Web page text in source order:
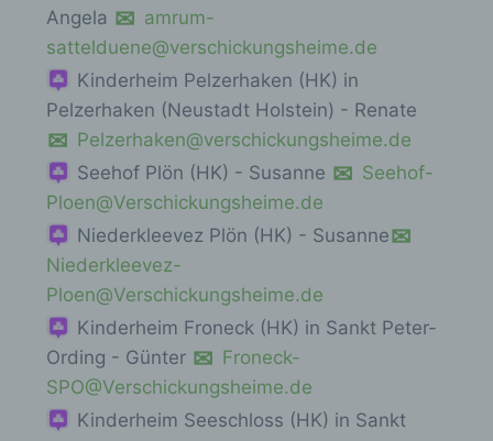
Angela
amrum-
sattelduene@verschickungsheime.de
Kinderheim Pelzerhaken (HK) in
Pelzerhaken (Neustadt Holstein) - Renate
Pelzerhaken@verschickungsheime.de
Seehof Plön (HK) - Susanne
Seehof-
Ploen@Verschickungsheime.de
Niederkleevez Plön (HK) - Susanne
Niederkleevez-
Ploen@Verschickungsheime.de
Kinderheim Froneck (HK) in Sankt Peter-
Ording - Günter
Froneck-
SPO@Verschickungsheime.de
Kinderheim Seeschloss (HK) in Sankt